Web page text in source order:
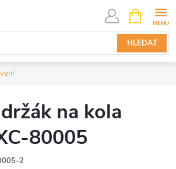
HLEDAT
NÁKUPNÍ
KOŠÍK
na kola
80005
2